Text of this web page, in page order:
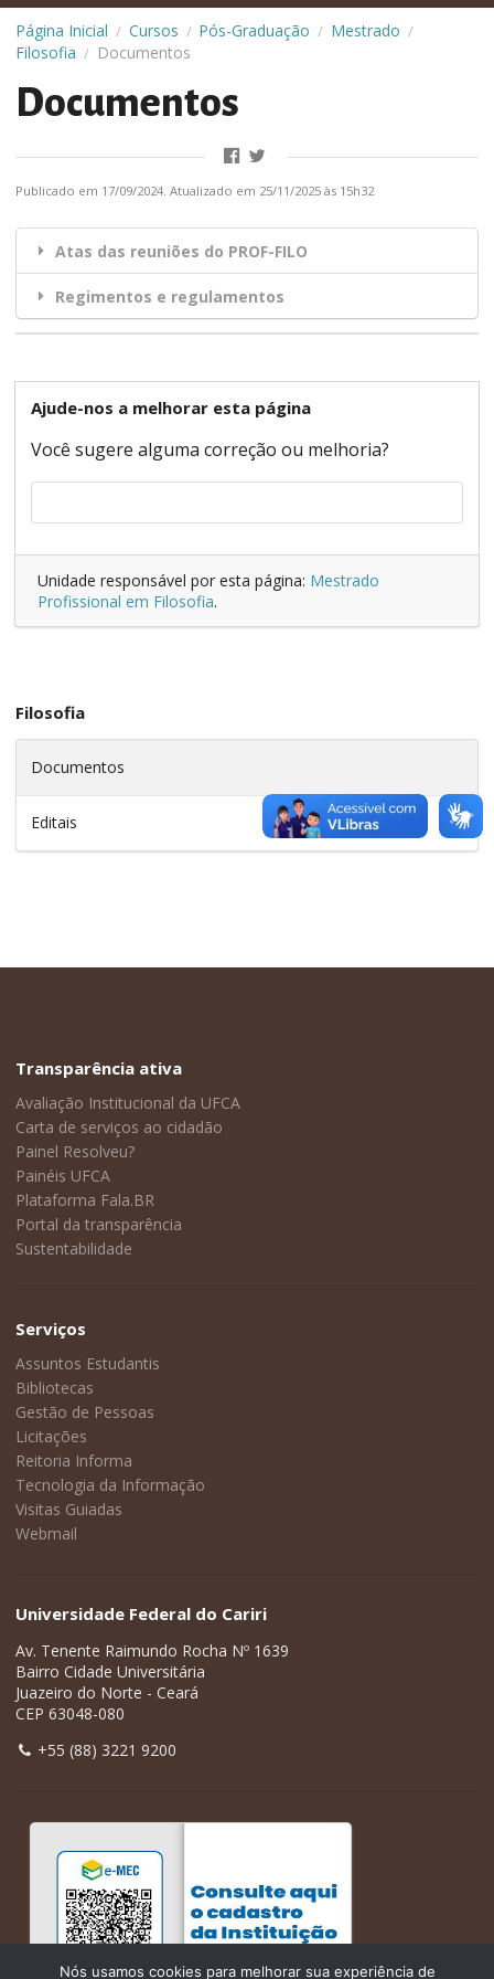
Página Inicial / Cursos / Pós-Graduação / Mestrado /
Filosofia / Documentos
Documentos
Publicado em 17/09/2024. Atualizado em 25/11/2025 às 15h32
Atas das reuniões do PROF-FILO
Regimentos e regulamentos
Ajude-nos a melhorar esta página
Você sugere alguma correção ou melhoria?
Unidade responsável por esta página: Mestrado
Profissional em Filosofia.
Filosofia
Documentos
Editais
Transparência ativa
Avaliação Institucional da UFCA
Carta de serviços ao cidadão
Painel Resolveu?
Painéis UFCA
Plataforma Fala.BR
Portal da transparência
Sustentabilidade
Serviços
Assuntos Estudantis
Bibliotecas
Gestão de Pessoas
Licitações
Reitoria Informa
Tecnologia da Informação
Visitas Guiadas
Webmail
Universidade Federal do Cariri
Av. Tenente Raimundo Rocha Nº 1639
Bairro Cidade Universitária
Juazeiro do Norte - Ceará
CEP 63048-080
+55 (88) 3221 9200
Nós usamos cookies para melhorar sua experiência de